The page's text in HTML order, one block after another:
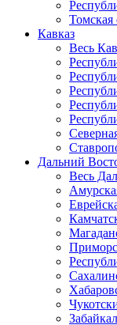
Томская
Кавказ
Весь
Дальний
Весь